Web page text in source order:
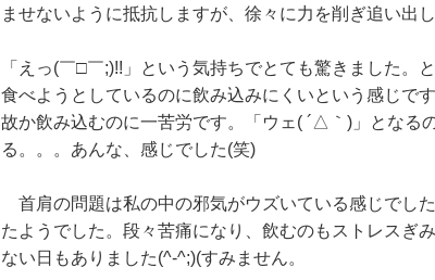
ませないように抵抗しますが、徐々に力を削ぎ追い出し
「えっ(￣□￣;)!!」という気持ちでとても驚きました。
食べようとしているのに飲み込みにくいという感じで
故か飲み込むのに一苦労です。「ウェ( ´△｀)」となる
る。。。あんな、感じでした(笑)
首肩の問題は私の中の邪気がウズいている感じでし
たようでした。段々苦痛になり、飲むのもストレスぎ
ない日もありました(^-^;)(すみません。